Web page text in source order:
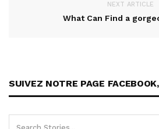
NEXT ARTICLE
What Can Find a
SUIVEZ NOTRE PAGE